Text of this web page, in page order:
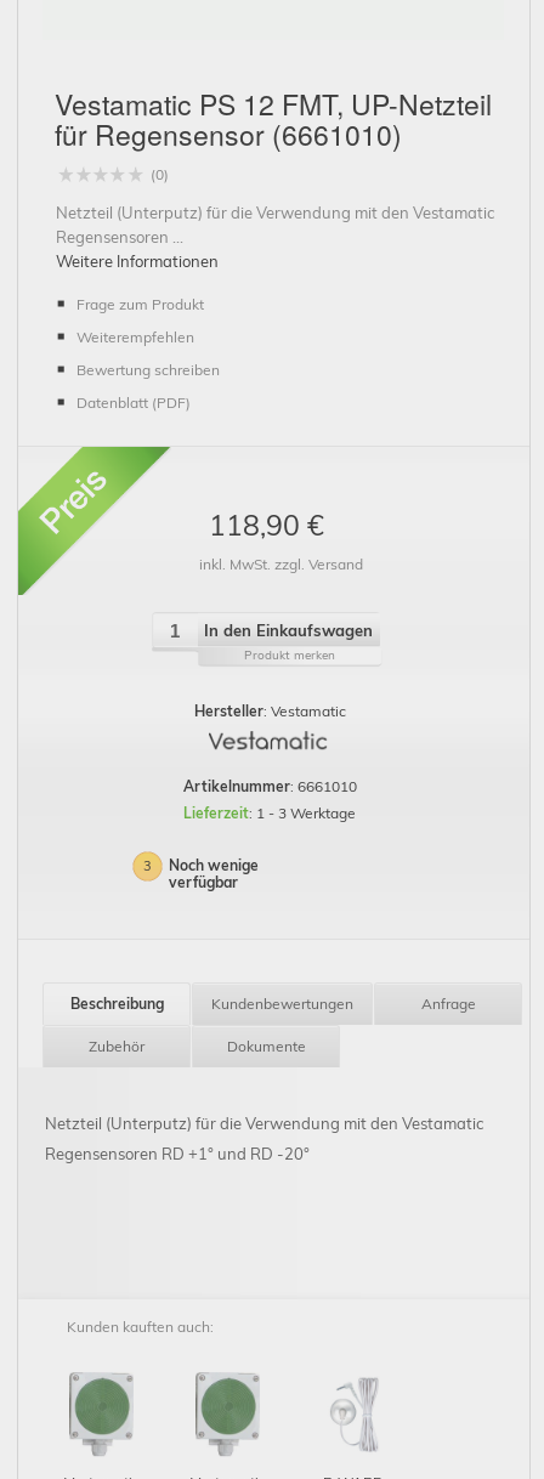
Vestamatic PS 12 FMT, UP-Netzteil
für Regensensor (6661010)
(0)
Netzteil (Unterputz) für die Verwendung mit den Vestamatic
Regensensoren ...
Weitere Informationen
Frage zum Produkt
Weiterempfehlen
Bewertung schreiben
Datenblatt (PDF)
118,90 €
inkl. MwSt. zzgl. Versand
In den Einkaufswagen
Produkt merken
Hersteller: Vestamatic
Artikelnummer: 6661010
Lieferzeit: 1 - 3 Werktage
3
Noch wenige
verfügbar
Beschreibung Kundenbewertungen Anfrage
Zubehör Dokumente
Netzteil (Unterputz) für die Verwendung mit den Vestamatic
Regensensoren RD +1° und RD -20°
Kunden kauften auch: